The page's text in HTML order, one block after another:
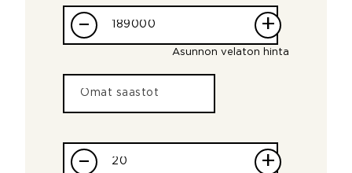
– +
Asunnon velaton hinta
– +